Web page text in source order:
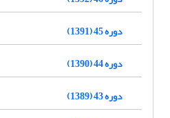
دوره 45 (1391)
دوره 44 (1390)
دوره 43 (1389)